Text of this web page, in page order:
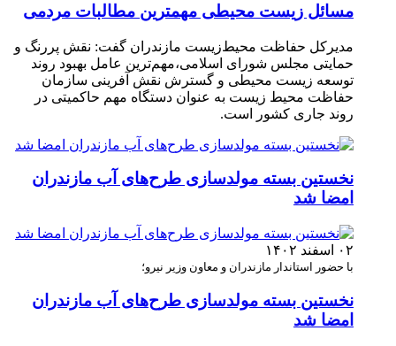
مسائل زیست محیطی مهمترین مطالبات مردمی
مدیرکل حفاظت محیط‌زیست مازندران گفت: نقش پررنگ و
حمایتی مجلس شورای اسلامی،مهم‌ترین عامل بهبود روند
توسعه زیست محیطی و گسترش نقش آفرینی سازمان
حفاظت محیط زیست به عنوان دستگاه مهم حاکمیتی در
روند جاری کشور است.
نخستین بسته مولدسازی طرح‌های آب مازندران
امضا شد
۰۲ اسفند ۱۴۰۲
با حضور استاندار مازندران و معاون وزیر نیرو؛
نخستین بسته مولدسازی طرح‌های آب مازندران
امضا شد